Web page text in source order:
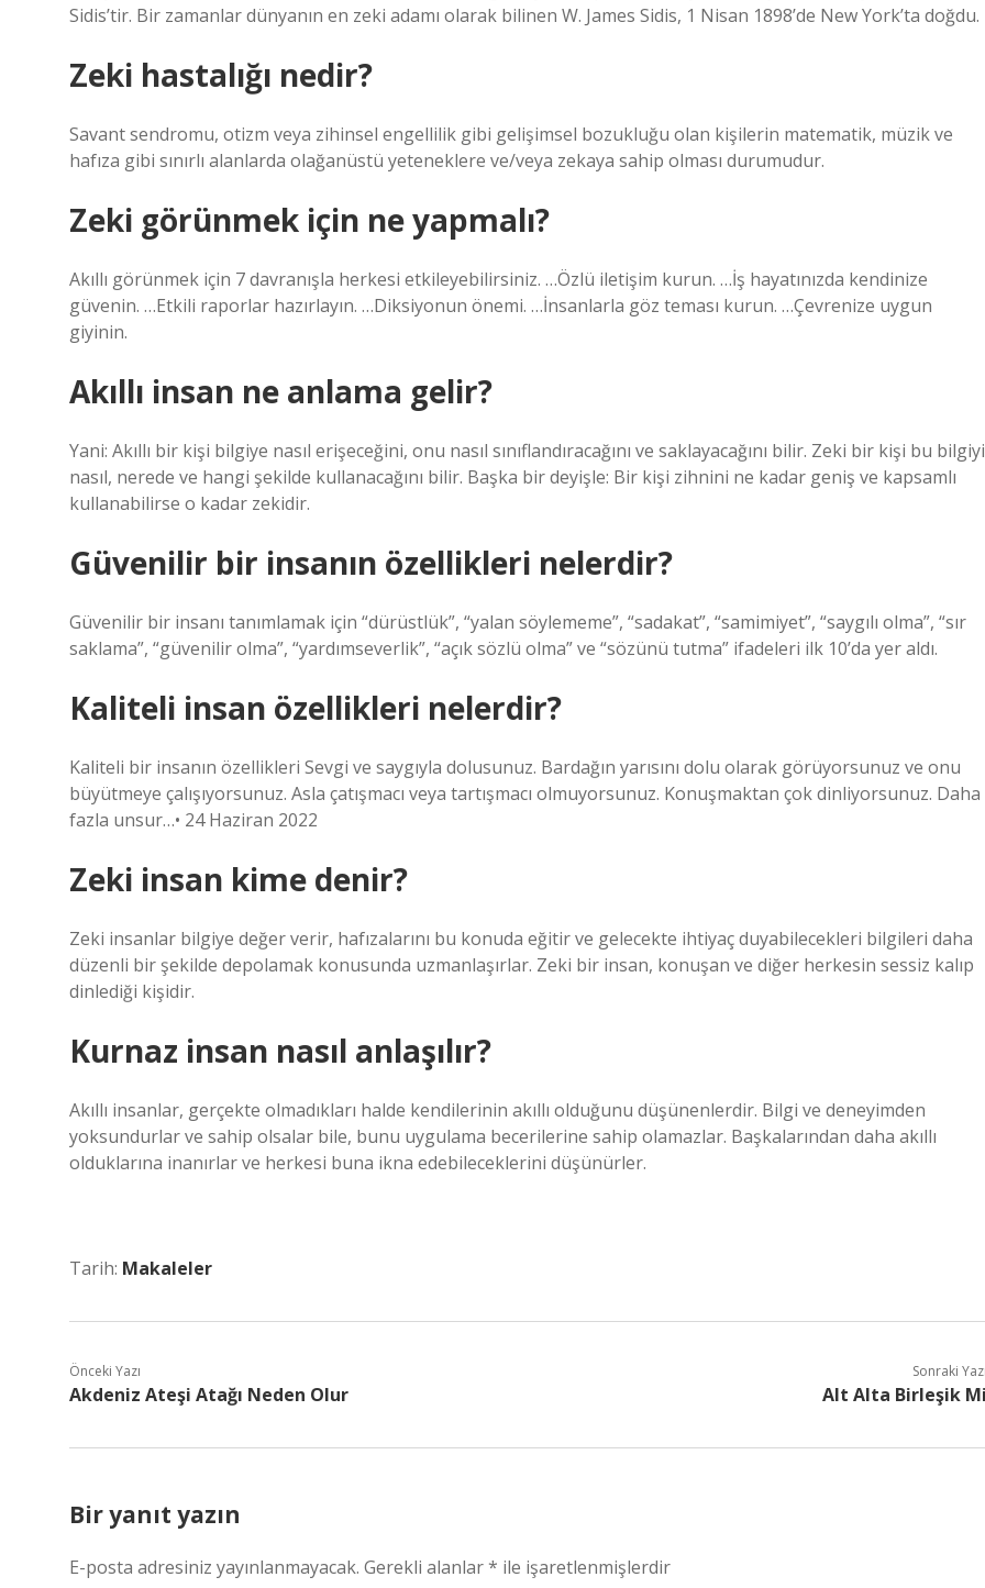
Sidis’tir. Bir zamanlar dünyanın en zeki adamı olarak bilinen W. James Sidis, 1 Nisan 1898’de New York’ta doğdu.
Zeki hastalığı nedir?
Savant sendromu, otizm veya zihinsel engellilik gibi gelişimsel bozukluğu olan kişilerin matematik, müzik ve
hafıza gibi sınırlı alanlarda olağanüstü yeteneklere ve/veya zekaya sahip olması durumudur.
Zeki görünmek için ne yapmalı?
Akıllı görünmek için 7 davranışla herkesi etkileyebilirsiniz. …Özlü iletişim kurun. …İş hayatınızda kendinize
güvenin. …Etkili raporlar hazırlayın. …Diksiyonun önemi. …İnsanlarla göz teması kurun. …Çevrenize uygun
giyinin.
Akıllı insan ne anlama gelir?
Yani: Akıllı bir kişi bilgiye nasıl erişeceğini, onu nasıl sınıflandıracağını ve saklayacağını bilir. Zeki bir kişi bu bilgiyi
nasıl, nerede ve hangi şekilde kullanacağını bilir. Başka bir deyişle: Bir kişi zihnini ne kadar geniş ve kapsamlı
kullanabilirse o kadar zekidir.
Güvenilir bir insanın özellikleri nelerdir?
Güvenilir bir insanı tanımlamak için “dürüstlük”, “yalan söylememe”, “sadakat”, “samimiyet”, “saygılı olma”, “sır
saklama”, “güvenilir olma”, “yardımseverlik”, “açık sözlü olma” ve “sözünü tutma” ifadeleri ilk 10’da yer aldı.
Kaliteli insan özellikleri nelerdir?
Kaliteli bir insanın özellikleri Sevgi ve saygıyla dolusunuz. Bardağın yarısını dolu olarak görüyorsunuz ve onu
büyütmeye çalışıyorsunuz. Asla çatışmacı veya tartışmacı olmuyorsunuz. Konuşmaktan çok dinliyorsunuz. Daha
fazla unsur…• 24 Haziran 2022
Zeki insan kime denir?
Zeki insanlar bilgiye değer verir, hafızalarını bu konuda eğitir ve gelecekte ihtiyaç duyabilecekleri bilgileri daha
düzenli bir şekilde depolamak konusunda uzmanlaşırlar. Zeki bir insan, konuşan ve diğer herkesin sessiz kalıp
dinlediği kişidir.
Kurnaz insan nasıl anlaşılır?
Akıllı insanlar, gerçekte olmadıkları halde kendilerinin akıllı olduğunu düşünenlerdir. Bilgi ve deneyimden
yoksundurlar ve sahip olsalar bile, bunu uygulama becerilerine sahip olamazlar. Başkalarından daha akıllı
olduklarına inanırlar ve herkesi buna ikna edebileceklerini düşünürler.
Tarih: Makaleler
Önceki Yazı
Akdeniz Ateşi Atağı Neden Olur
Sonraki
Alt Alta Birleşik
Bir yanıt yazın
E-posta adresiniz yayınlanmayacak. Gerekli alanlar* ile işaretlenmişlerdir